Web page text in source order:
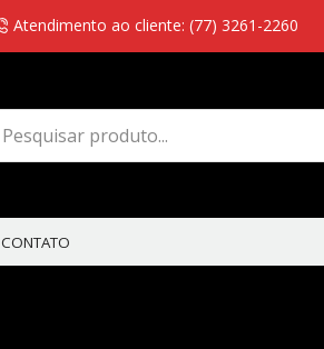
Atendimento ao cliente: (77) 3261-2260
CONTATO